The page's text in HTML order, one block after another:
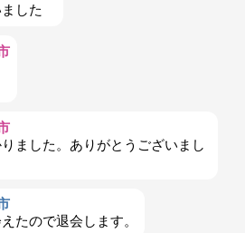
した
ました。ありがとうございまし
たので退会します。